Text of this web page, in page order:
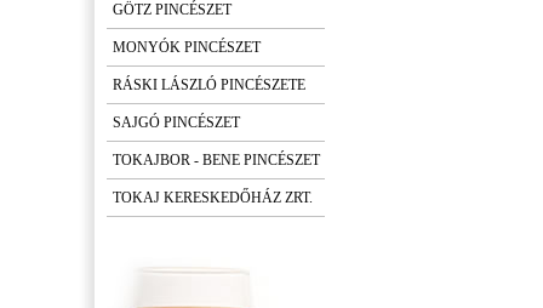
GÖTZ PINCÉSZET
MONYÓK PINCÉSZET
RÁSKI LÁSZLÓ PINCÉSZETE
SAJGÓ PINCÉSZET
TOKAJBOR - BENE PINCÉSZET
TOKAJ KERESKEDŐHÁZ ZRT.